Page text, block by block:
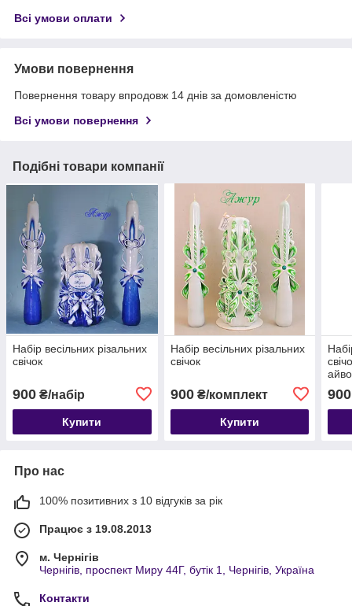
Всі умови оплати
Умови повернення
Повернення товару впродовж 14 днів за домовленістю
Всі умови повернення
Подібні товари компанії
Набір весільних різальних
свічок
900 ₴/набір
Купити
Набір весільних різальних
свічок
900₴/комплект
Купити
900
Про нас
100% позитивних з 10 відгуків за рік
Працює з 19.08.2013
м. Чернігів
Чернігів, проспект Миру 44Г, бутік 1, Чернігів, Україна
Контакти